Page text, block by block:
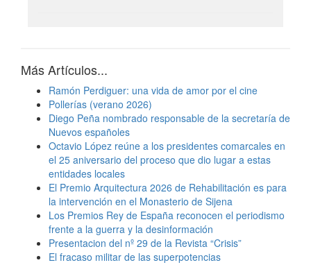
Más Artículos...
Ramón Perdiguer: una vida de amor por el cine
Pollerías (verano 2026)
Diego Peña nombrado responsable de la secretaría de
Nuevos españoles
Octavio López reúne a los presidentes comarcales en
el 25 aniversario del proceso que dio lugar a estas
entidades locales
El Premio Arquitectura 2026 de Rehabilitación es para
la intervención en el Monasterio de Sijena
Los Premios Rey de España reconocen el periodismo
frente a la guerra y la desinformación
Presentacion del nº 29 de la Revista “Crisis”
El fracaso militar de las superpotencias